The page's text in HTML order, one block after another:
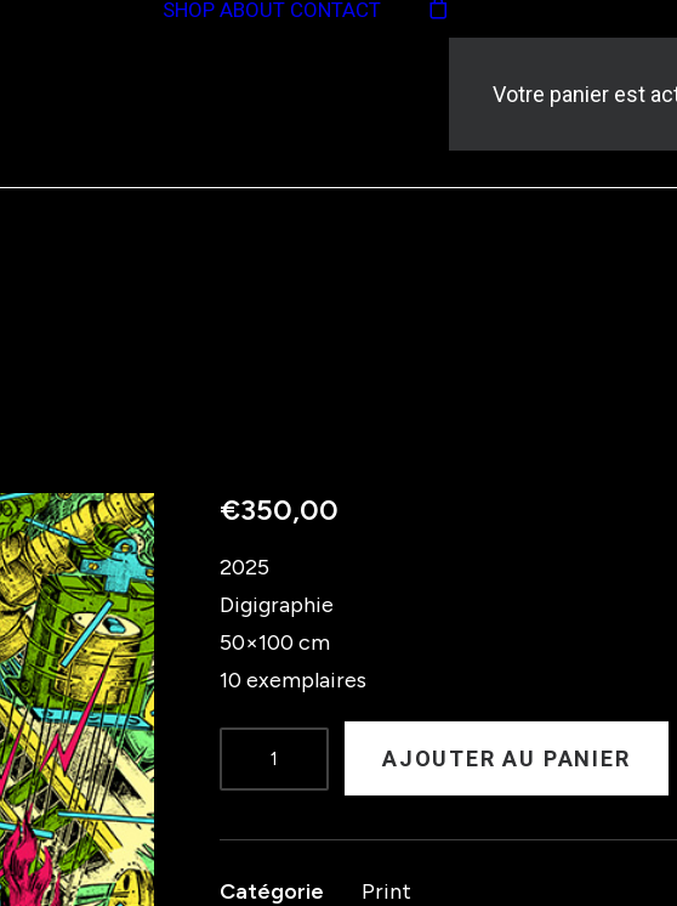
SHOP ABOUT CONTACT
Votre panier est
€350,00
2025
Digigraphie
50×100 cm
10 exemplaires
de
AJOUTER AU PANIER
Catégorie Print